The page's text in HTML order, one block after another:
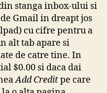
stanga inbox-ului si
Gmail in dreapt jos
cu cifre pentru a
alt tab apare si
de catre tine. In
$0.00 si daca dai
Add Creditpe care